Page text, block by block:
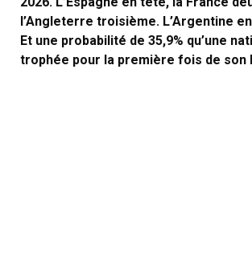
l’Angleterre troisième. L’Argentine
Et une probabilité de 35,9% qu’une
trophée pour la première fois de son